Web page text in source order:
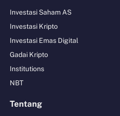
Investasi Saham AS
Investasi Kripto
Investasi Emas Digital
Gadai Kripto
Institutions
NBT
Tentang